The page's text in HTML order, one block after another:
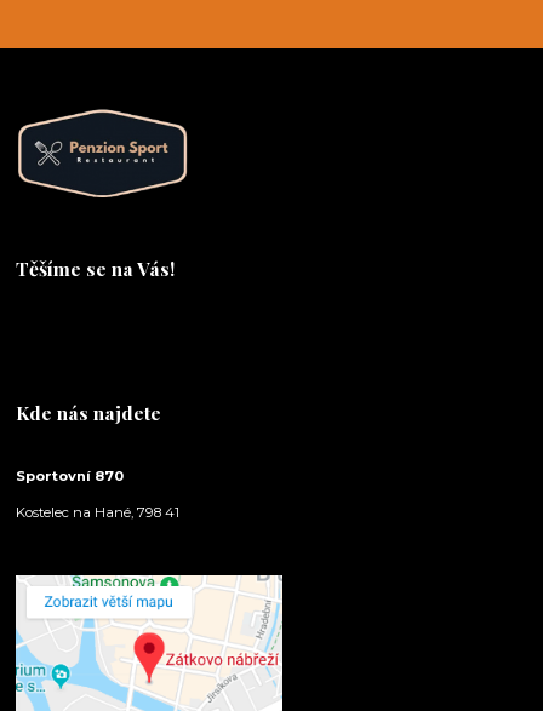
Těšíme se na Vás!
Kde nás najdete
Sportovní 870
Kostelec na Hané, 798 41